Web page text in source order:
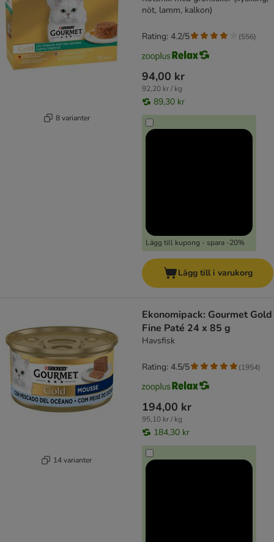
8 varianter
nöt, lamm, kalkon)
94,00 kr
92,20 kr / kg
89,30 kr
Lägg till kupong - spara -20%
Rating: 4.2/5 (556)
Lägg till i varukorg
14 varianter
Ekonomipack: Gourmet Gold
Fine Paté 24 x 85 g
Havsfisk
194,00 kr
95,10 kr / kg
184,30 kr
Rating: 4.5/5 (1954)